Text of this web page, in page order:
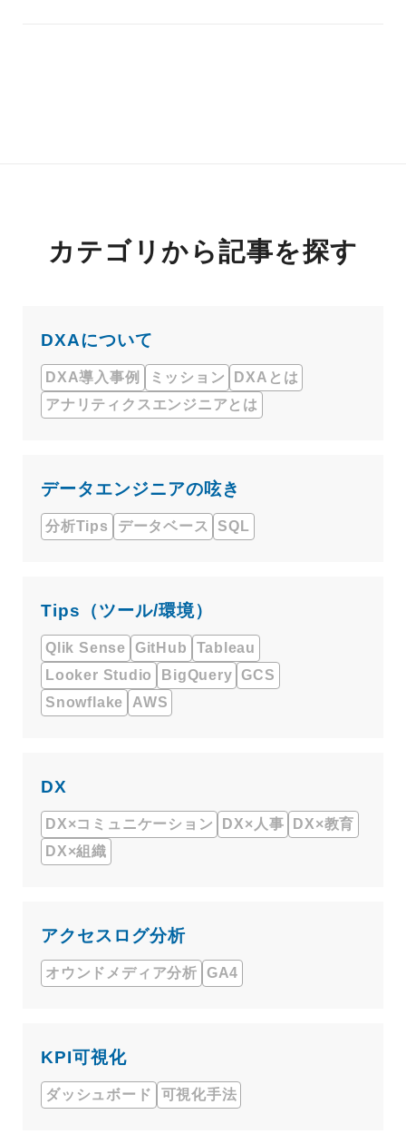
カテゴリから記事を探す
DXAについて
DXA導入事例 ミッション
DXAとは
アナリティクスエンジニアとは
データエンジニアの呟き
分析Tips データベース SQL
Tips（ツール/環境）
Qlik Sense GitHub
Tableau
Looker Studio
BigQuery
GCS
Snowflake
AWS
DX
DX×コミュニケーション DX×人事
DX×教育
DX×組織
アクセスログ分析
オウンドメディア分析 GA4
KPI可視化
ダッシュボード 可視化手法